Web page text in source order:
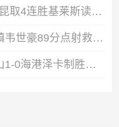
让二追三！津门虎3-2玉昆取4连胜基莱斯读秒绝杀萨尔瓦多破门
蓉城5连平！蓉城1-1三镇韦世豪89分点射救主费利佩造点李昂破门
换帅后开门红！十人泰山1-0海港泽卡制胜于金永扑点海港三球被吹